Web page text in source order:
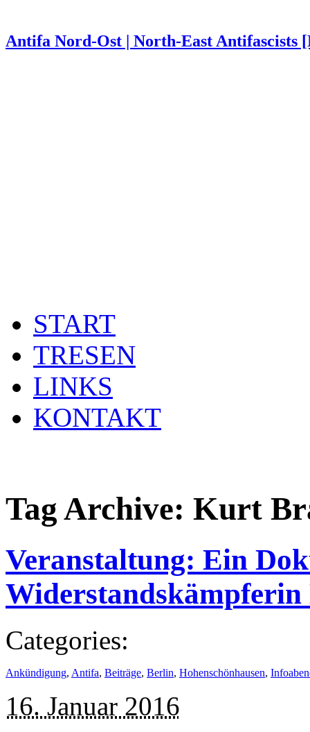
Antifa Nord-Ost | North-East Antifascists
START
TRESEN
LINKS
KONTAKT
Tag Archive: Kurt
Veranstaltung: Ein
Widerstandskämpferin
Categories:
Ankündigung, Antifa, Beiträge, Berlin, Hohenschönhausen,
16. Januar 2016